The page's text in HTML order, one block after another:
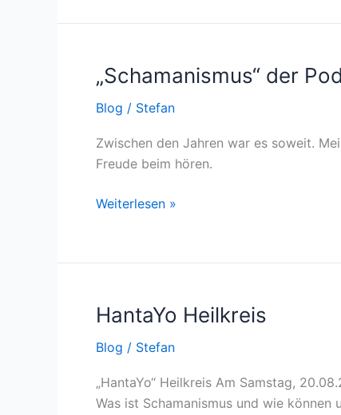
„Schamanismus“ der
Blog / Stefan
Zwischen den Jahren war es soweit.
Freude beim hören.
„Schamanismus“
Podcast
Weiterlesen »
HantaYo Heilkreis
Blog / Stefan
„HantaYo“ Heilkreis Am Samstag,
Was ist Schamanismus und wie
HantaYo